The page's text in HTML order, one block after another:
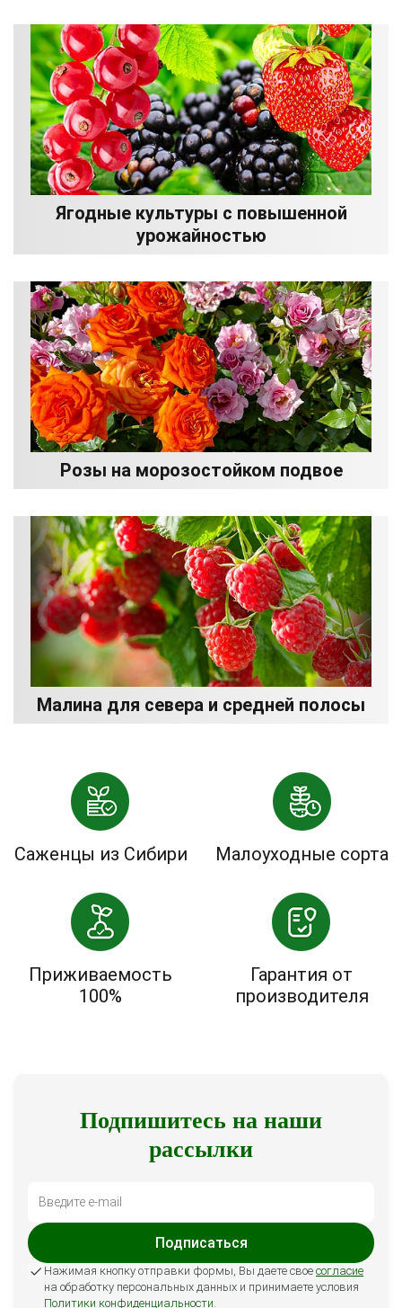
Ягодные культуры с повышенной
урожайностью
Розы на морозостойком подвое
Малина для севера и средней полосы
Саженцы из Сибири Малоуходные сорта
Приживаемость
100%
Гарантия от
производителя
Подпишитесь на наши
рассылки
Подписаться
Нажимая кнопку отправки формы, Вы даете свое согласие
на обработку персональных данных и принимаете условия
Политики конфиденциальности.